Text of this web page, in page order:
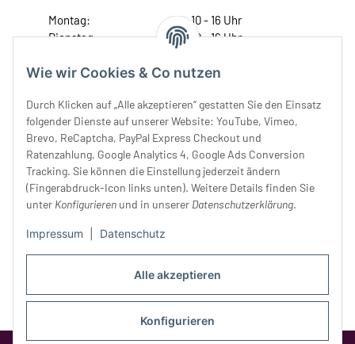
Alle akzeptieren
Konfigurieren
Wie wir Cookies & Co nutzen
Durch Klicken auf „Alle akzeptieren“ gestatten Sie den Einsatz
folgender Dienste auf unserer Website: YouTube, Vimeo,
Brevo, ReCaptcha, PayPal Express Checkout und
Ratenzahlung, Google Analytics 4, Google Ads Conversion
Tracking. Sie können die Einstellung jederzeit ändern
(Fingerabdruck-Icon links unten). Weitere Details finden Sie
unter Konfigurieren und in unserer Datenschutzerklärung.
Impressum Datenschutz
Montag:
10 - 16 Uhr
Dienstag:
10 - 16 Uhr
Donnerstag:
10 - 18 Uhr
Samstag:
10 - 14 Uhr
Unser Service
Rechtliches